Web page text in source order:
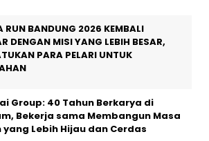
RUN BANDUNG 2026 KEMBALI
DENGAN MISI YANG LEBIH BESAR,
PARA PELARI UNTUK
Group: 40 Tahun Berkarya di
Bekerja sama Membangun Masa
yang Lebih Hijau dan Cerdas